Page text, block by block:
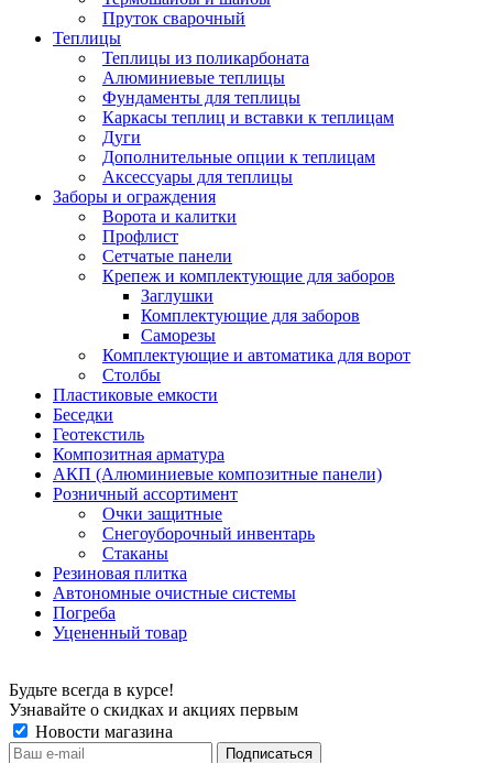
Пруток сварочный
Теплицы
Теплицы из поликарбоната
Алюминиевые теплицы
Фундаменты для теплицы
Каркасы теплиц и вставки к теплицам
Дуги
Дополнительные опции к теплицам
Аксессуары для теплицы
Заборы и ограждения
Ворота и калитки
Профлист
Сетчатые панели
Крепеж и комплектующие для заборов
Заглушки
Комплектующие для заборов
Саморезы
Комплектующие и автоматика для ворот
Столбы
Пластиковые емкости
Беседки
Геотекстиль
Композитная арматура
АКП (Алюминиевые композитные панели)
Розничный ассортимент
Очки защитные
Снегоуборочный инвентарь
Стаканы
Резиновая плитка
Автономные очистные системы
Погреба
Уцененный товар
Будьте всегда в курсе!
Узнавайте о скидках и акциях первым
Новости магазина